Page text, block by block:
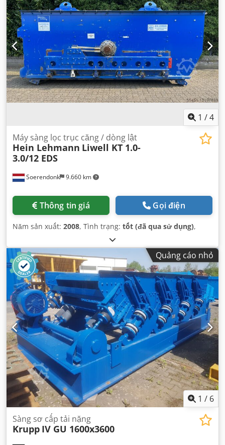
1 /4
Soerendonk 9.660 km
Máy sàng lọc trục căng / dòng lật
Hein Lehmann Liwell KT 1.0-
3.0/12 EDS
Thông tin giá Gọi điện
Năm sản xuất: 2008, Tình trạng: tốt (đã qua sử dụng),
Quảng cáo nhỏ
1 / 6
Sàng sơ cấp tải nặng
Krupp IV GU 1600x3600